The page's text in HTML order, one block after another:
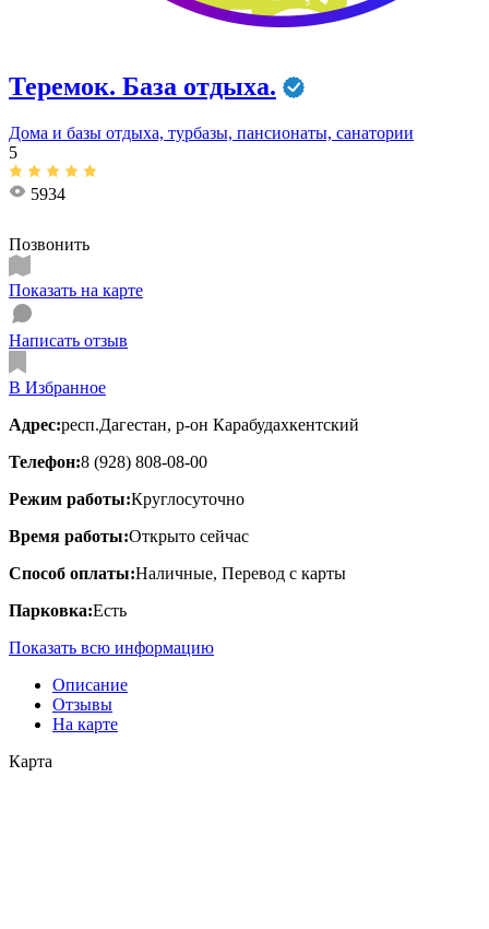
Теремок. База отдыха.
Дома и базы отдыха, турбазы, пансионаты, санатории
5
5934
Позвонить
Показать на карте
Написать отзыв
В Избранное
Адрес:респ.Дагестан, р-он Карабудахкентский
Телефон:8 (928) 808-08-00
Режим работы:Круглосуточно
Время работы:Открыто сейчас
Способ оплаты:Наличные, Перевод с карты
Парковка:Есть
Показать всю информацию
Описание
Отзывы
На карте
Карта